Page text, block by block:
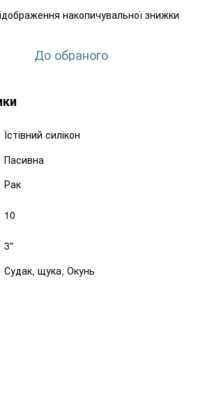
накопичувальної знижки
До обраного
Їстівний силікон
Пасивна
Рак
10
3"
Судак, щука, Окунь